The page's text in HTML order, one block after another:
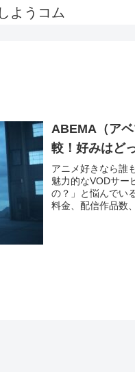
ようコム
ABEMA（ア
較！好みはど
アニメ好きなら誰
魅力的なVODサー
の？」と悩んでい
料金、配信作品数